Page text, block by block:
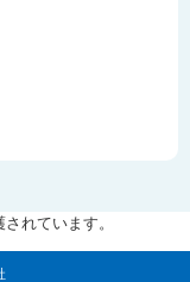
れています。